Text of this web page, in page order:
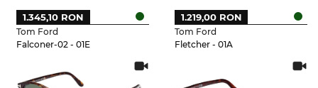
Tom Ford
Falconer-02 - 01E
1.345,10 RON
Tom Ford
Fletcher - 01A
1.219,00 RON